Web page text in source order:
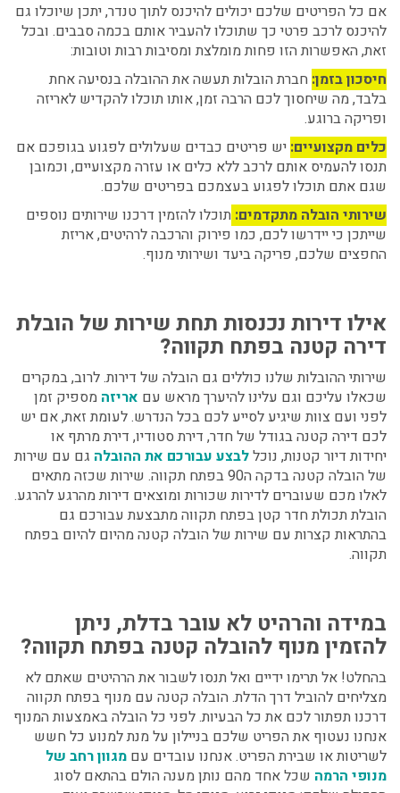
אם כל הפריטים שלכם יכולים להיכנס לתוך טנדר, יתכן שיוכלו גם
להיכנס לרכב פרטי כך שתוכלו להעביר אותם בכמה סבבים. ובכל
זאת, האפשרות הזו פחות מומלצת ומסיבות רבות וטובות:
חיסכון בזמן: חברת הובלות תעשה את ההובלה בנסיעה אחת
בלבד, מה שיחסוך לכם הרבה זמן, אותו תוכלו להקדיש לאריזה
ופריקה ברוגע.
כלים מקצועיים: יש פריטים כבדים שעלולים לפגוע בגופכם אם
תנסו להעמיס אותם לרכב ללא כלים או עזרה מקצועיים, וכמובן
שגם אתם תוכלו לפגוע בעצמכם בפריטים שלכם.
שירותי הובלה מתקדמים: תוכלו להזמין דרכנו שירותים נוספים
שייתכן כי יידרשו לכם, כמו פירוק והרכבה לרהיטים, אריזת
החפצים שלכם, פריקה ביעד ושירותי מנוף.
אילו דירות נכנסות תחת שירות של הובלת
דירה קטנה בפתח תקווה?
שירותי ההובלות שלנו כוללים גם הובלה של דירות. לרוב, במקרים
שכאלו עליכם וגם עלינו להיערך מראש עם אריזה מספיק זמן
לפני ועם צוות שיגיע לסייע לכם בכל הנדרש. לעומת זאת, אם יש
לכם דירה קטנה בגודל של חדר, דירת סטודיו, דירת מרתף או
יחידות דיור קטנות, נוכללבצע עבורכם את ההובלה גם עם שירות
של הובלה קטנה בדקה ה90 בפתח תקווה. שירות שכזה מתאים
לאלו מכם שעוברים לדירות שכורות ומוצאים דירות מהרגע להרגע.
הובלת תכולת חדר קטן בפתח תקווה מתבצעת עבורכם גם
בהתראות קצרות עם שירות של הובלה קטנה מהיום להיום בפתח
תקווה.
במידה והרהיט לא עובר בדלת, ניתן
להזמין מנוף להובלה קטנה בפתח תקווה?
בהחלט! אל תרימו ידיים ואל תנסו לשבור את הרהיטים שאתם לא
מצליחים להוביל דרך הדלת. הובלה קטנה עם מנוף בפתח תקווה
דרכנו תפתור לכם את כל הבעיות. לפני כל הובלה באמצעות המנוף
אנחנו נעטוף את הפריט שלכם בניילון על מנת למנוע כל חשש
לשריטות או שבירת הפריט. אנחנו עובדים עם מגוון רחב של
מנופי הרמה שכל אחד מהם נותן מענה הולם בהתאם לסוג